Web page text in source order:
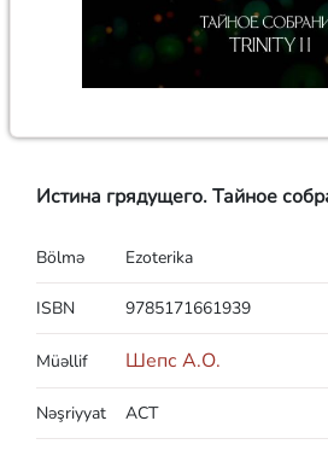
Истина грядущего. Тайное
Bölmə Ezoterika
ISBN 9785171661939
Müəllif Шепс А.О.
Nəşriyyat АСТ